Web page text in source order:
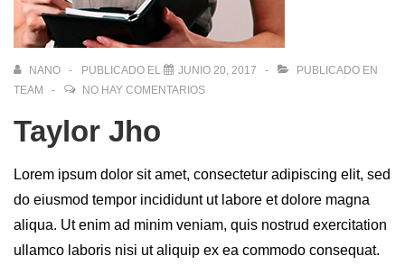
NANO PUBLICADO EL JUNIO 20, 2017
PUBLICADO EN
TEAM
NO HAY COMENTARIOS
Taylor Jho
Lorem ipsum dolor sit amet, consectetur adipiscing elit, sed
do eiusmod tempor incididunt ut labore et dolore magna
aliqua. Ut enim ad minim veniam, quis nostrud exercitation
ullamco laboris nisi ut aliquip ex ea commodo consequat.